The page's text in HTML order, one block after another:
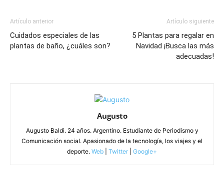
Artículo anterior
Cuidados especiales de las
plantas de baño, ¿cuáles son?
Artículo siguiente
5 Plantas para regalar en
Navidad ¡Busca las más
adecuadas!
Augusto
Augusto Baldi. 24 años. Argentino. Estudiante de Periodismo y
Comunicación social. Apasionado de la tecnología, los viajes y el
deporte. Web Twitter Google+